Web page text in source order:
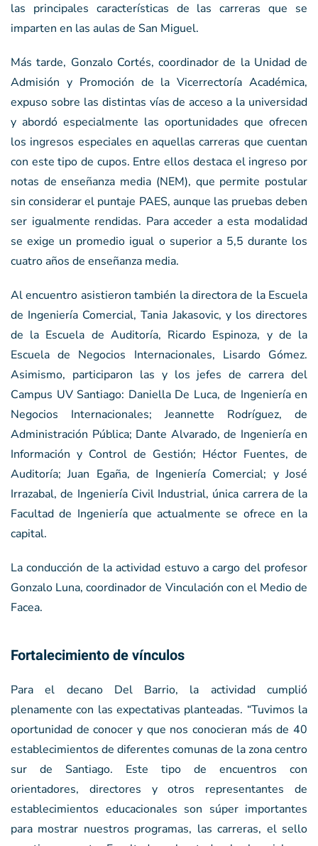
las principales características de las carreras que se
imparten en las aulas de San Miguel.
Más tarde, Gonzalo Cortés, coordinador de la Unidad de
Admisión y Promoción de la Vicerrectoría Académica,
expuso sobre las distintas vías de acceso a la universidad
y abordó especialmente las oportunidades que ofrecen
los ingresos especiales en aquellas carreras que cuentan
con este tipo de cupos. Entre ellos destaca el ingreso por
notas de enseñanza media (NEM), que permite postular
sin considerar el puntaje PAES, aunque las pruebas deben
ser igualmente rendidas. Para acceder a esta modalidad
se exige un promedio igual o superior a 5,5 durante los
cuatro años de enseñanza media.
Al encuentro asistieron también la directora de la Escuela
de Ingeniería Comercial, Tania Jakasovic, y los directores
de la Escuela de Auditoría, Ricardo Espinoza, y de la
Escuela de Negocios Internacionales, Lisardo Gómez.
Asimismo, participaron las y los jefes de carrera del
Campus UV Santiago: Daniella De Luca, de Ingeniería en
Negocios Internacionales; Jeannette Rodríguez, de
Administración Pública; Dante Alvarado, de Ingeniería en
Información y Control de Gestión; Héctor Fuentes, de
Auditoría; Juan Egaña, de Ingeniería Comercial; y José
Irrazabal, de Ingeniería Civil Industrial, única carrera de la
Facultad de Ingeniería que actualmente se ofrece en la
capital.
La conducción de la actividad estuvo a cargo del profesor
Gonzalo Luna, coordinador de Vinculación con el Medio de
Facea.
Fortalecimiento de vínculos
Para el decano Del Barrio, la actividad cumplió
plenamente con las expectativas planteadas. “Tuvimos la
oportunidad de conocer y que nos conocieran más de 40
establecimientos de diferentes comunas de la zona centro
sur de Santiago. Este tipo de encuentros con
orientadores, directores y otros representantes de
establecimientos educacionales son súper importantes
para mostrar nuestros programas, las carreras, el sello